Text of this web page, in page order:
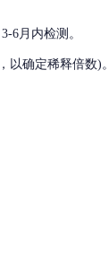
6月内检测。
以确定稀释倍数)。